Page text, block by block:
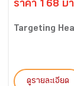
ราคา 168 บ
Targeting
ดูรายละเอียด